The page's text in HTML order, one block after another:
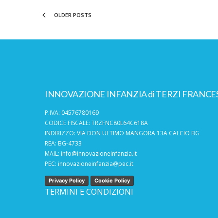
OLDER POSTS
INNOVAZIONE INFANZIA di TERZI
P.IVA: 04576780169
CODICE FISCALE: TRZFNC80L64C618A
INDIRIZZO: VIA DON ULTIMO MANGORA 13A CALCIO BG
REA: BG-4733
MAIL: info@innovazioneinfanzia.it
PEC: innovazioneinfanzia@pec.it
Privacy Policy Cookie Policy
TERMINI E CONDIZIONI